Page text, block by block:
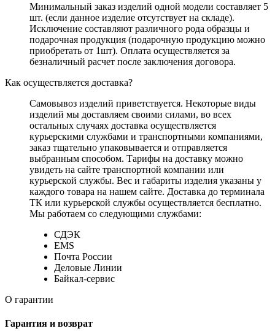
Минимальный заказ изделий одной модели составляет 5
шт. (если данное изделие отсутствует на складе).
Исключение составляют различного рода образцы и
подарочная продукция (подарочную продукцию можно
приобретать от 1шт). Оплата осуществляется за
безналичный расчет после заключения договора.
Как осуществляется доставка?
Самовывоз изделий приветствуется. Некоторые виды
изделий мы доставляем своими силами, во всех
остальных случаях доставка осуществляется
курьерскими службами и транспортными компаниями,
заказ тщательно упаковывается и отправляется
выбранным способом. Тарифы на доставку можно
увидеть на сайте транспортной компании или
курьерской службы. Вес и габариты изделия указаны у
каждого товара на нашем сайте. Доставка до терминала
ТК или курьерской службы осуществляется бесплатно.
Мы работаем со следующими службами:
СДЭК
EMS
Почта России
Деловые Линии
Байкал-сервис
О гарантии
Гарантия и возврат